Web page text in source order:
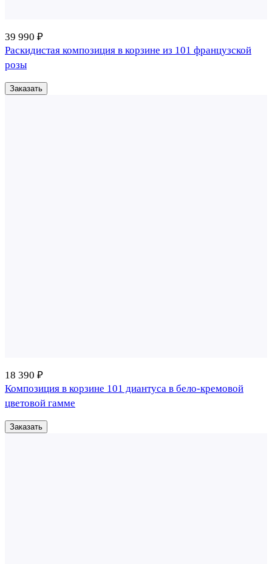
39 990 ₽
Раскидистая композиция в корзине из 101 французской
розы
Заказать
18 390 ₽
Композиция в корзине 101 диантуса в бело-кремовой
цветовой гамме
Заказать